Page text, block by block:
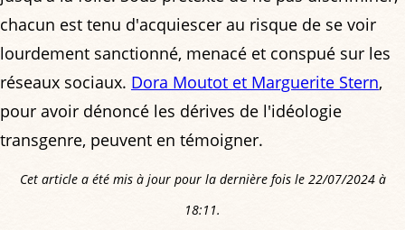
chacun est tenu d'acquiescer au risque de se voir
lourdement sanctionné, menacé et conspué sur les
réseaux sociaux. Dora Moutot et Marguerite Stern,
pour avoir dénoncé les dérives de l'idéologie
transgenre, peuvent en témoigner.
Cet article a été mis à jour pour la dernière fois le 22/07/2024 à
18:11.